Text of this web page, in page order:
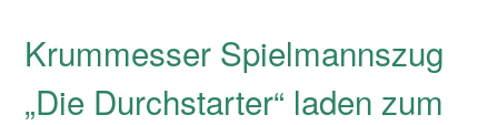
Krummesser Spielmannszug
„Die Durchstarter“ laden zum